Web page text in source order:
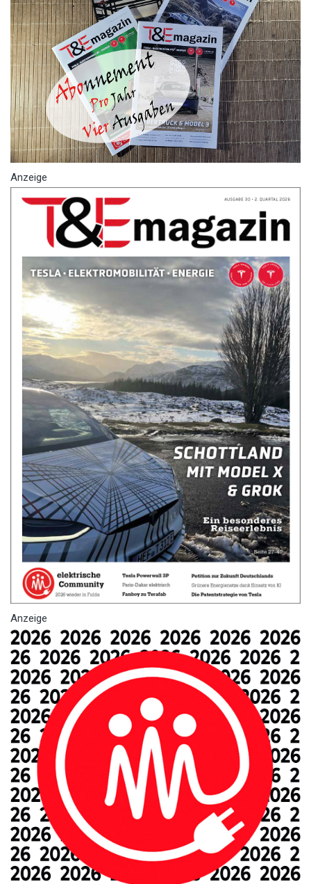
Anzeige
Anzeige